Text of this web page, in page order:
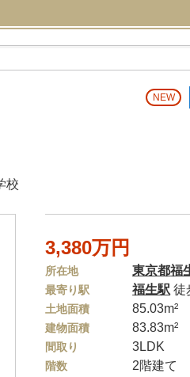
NEW
校
3,380万円
所在地 東京都福
最寄り駅 福生駅 徒
土地面積 85.03m²
建物面積 83.83m²
間取り 3LDK
階数 2階建て